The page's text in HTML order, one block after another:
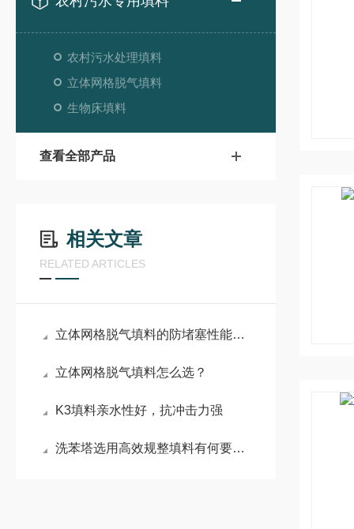
农村污水处理填料
立体网格脱气填料
生物床填料
查看全部产品
相关文章
RELATED ARTICLES
立体网格脱气填料的防堵塞性能与长期运行稳定性分析
立体网格脱气填料怎么选？
K3填料亲水性好，抗冲击力强
洗苯塔选用高效规整填料有何要求？